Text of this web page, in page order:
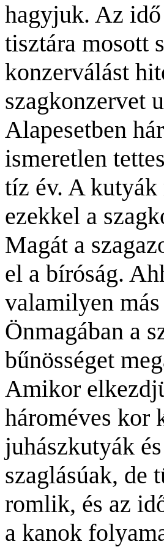
hagyjuk. Az
tisztára mosott
konzerválást
szagkonzervet
Alapesetben
ismeretlen
tíz év. A
ezekkel a
Magát a
el a bíróság.
valamilyen
Önmagában a
bűnösséget
Amikor
hároméves kor
juhászkutyák
szaglásúak, de
romlik, és az
a kanok